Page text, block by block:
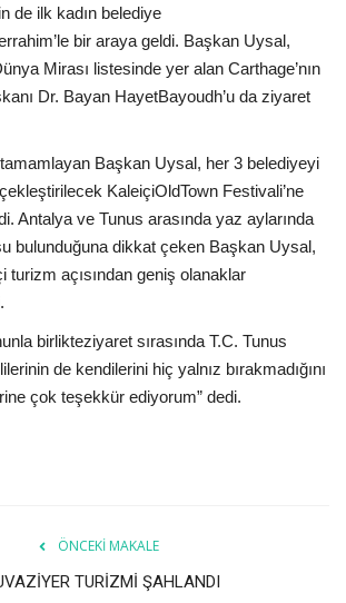
de ilk kadın belediye
bir araya geldi. Başkan Uysal,
Mirası listesinde yer alan Carthage’nın
Dr. Bayan HayetBayoudh’u da ziyaret
Başkan Uysal, her 3 belediyeyi
KaleiçiOldTown Festivali’ne
Antalya ve Tunus arasında yaz aylarında
bulunduğuna dikkat çeken Başkan Uysal,
turizm açısından geniş olanaklar
birlikteziyaret sırasında T.C. Tunus
de kendilerini hiç yalnız bırakmadığını
çok teşekkür ediyorum” dedi.
ÖNCEKI MAKALE
TURİZMİ ŞAHLANDI